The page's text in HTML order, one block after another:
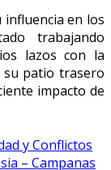
influencia en los
trabajando
lazos con la
su patio trasero
impacto de
y Conflictos
– Campanas